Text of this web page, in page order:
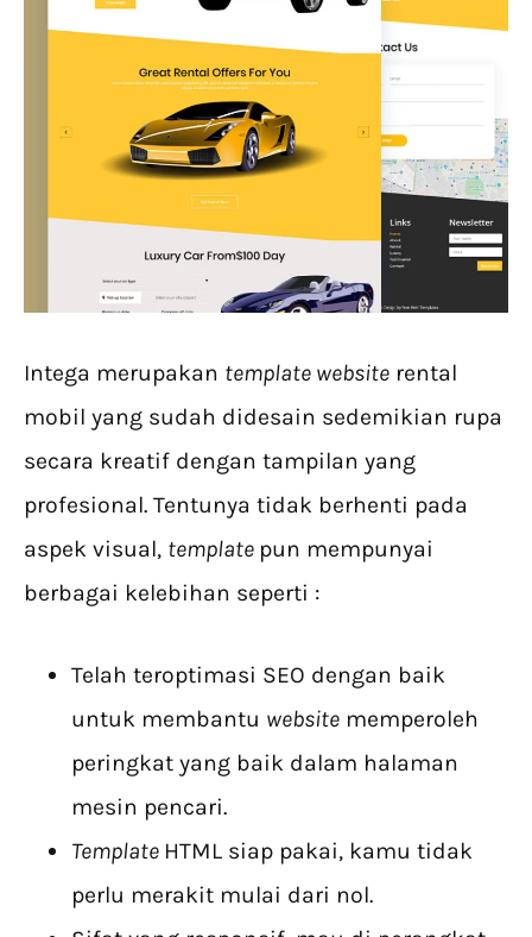
Intega merupakan template website rental
mobil yang sudah didesain sedemikian rupa
secara kreatif dengan tampilan yang
profesional. Tentunya tidak berhenti pada
aspek visual, template pun mempunyai
berbagai kelebihan seperti :
Telah teroptimasi SEO dengan baik
untuk membantu website memperoleh
peringkat yang baik dalam halaman
mesin pencari.
Template HTML siap pakai, kamu tidak
perlu merakit mulai dari nol.